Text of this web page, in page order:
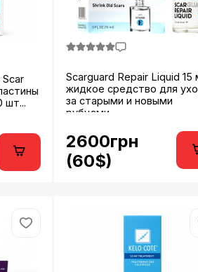
Scar
шт...
Scarguard Repair Liquid 15
жидкое средство для
за старыми и новыми
рубцами...
2600грн
(60$)